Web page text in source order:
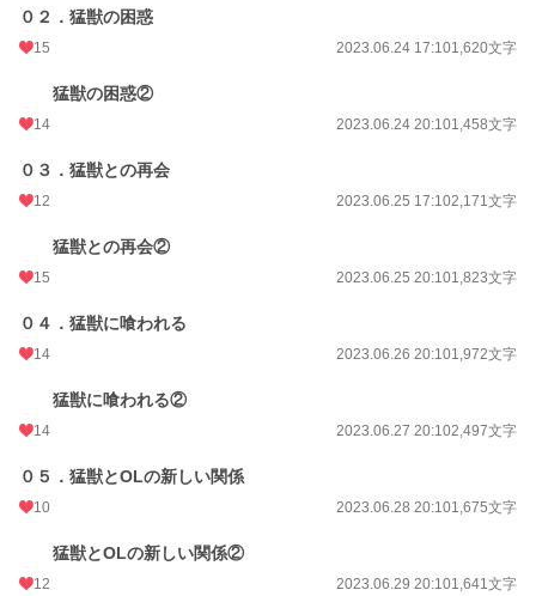
初回完結日時 2023.07.21 20:17
週間ポイント
月間ポイント 505 pt (34,620 位)
累計ポイント 159,191 pt (23,077 位)
０２．猛獣の困惑
15 2023.06.24 17:101,620文字
猛獣の困惑②
14 2023.06.24 20:101,458文字
０３．猛獣との再会
12 2023.06.25 17:102,171文字
猛獣との再会②
15 2023.06.25 20:101,823文字
０４．猛獣に喰われる
14 2023.06.26 20:101,972文字
猛獣に喰われる②
14 2023.06.27 20:102,497文字
０５．猛獣とOLの新しい関係
10 2023.06.28 20:101,675文字
猛獣とOLの新しい関係②
12 2023.06.29 20:101,641文字